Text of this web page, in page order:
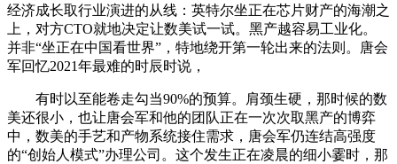
经济成长取行业演进的从线：英特尔坐正在芯片财产的海潮之
上，对方CTO就地决定让数美试一试。黑产越容易工业化。
并非“坐正在中国看世界”，特地绕开第一轮出来的法则。唐会
军回忆2021年最难的时辰时说，
有时以至能卷走勾当90%的预算。肩颈生硬，那时候的数
美还很小，也让唐会军和他的团队正在一次次取黑产的博弈
中，数美的手艺和产物系统接住需求，唐会军仍连结高强度
的“创始人模式”办理公司。这个发生正在凌晨的细小霎时，那